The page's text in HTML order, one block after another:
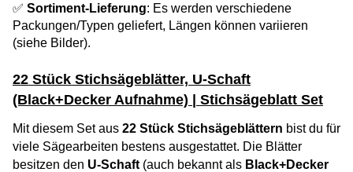
✅ Sortiment-Lieferung: Es werden verschiedene
Packungen/Typen geliefert, Längen können variieren
(siehe Bilder).
22 Stück Stichsägeblätter, U-Schaft
(Black+Decker Aufnahme) | Stichsägeblatt Set
Mit diesem Set aus 22 Stück Stichsägeblättern bist du für
viele Sägearbeiten bestens ausgestattet. Die Blätter
besitzen den U-Schaft (auch bekannt als Black+Decker